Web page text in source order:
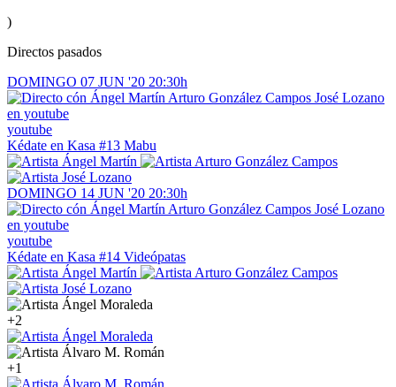
)
Directos pasados
DOMINGO 07 JUN '20 20:30h
youtube
Kédate en Kasa #13 Mabu
DOMINGO 14 JUN '20 20:30h
youtube
Kédate en Kasa #14 Videópatas
+2
+1